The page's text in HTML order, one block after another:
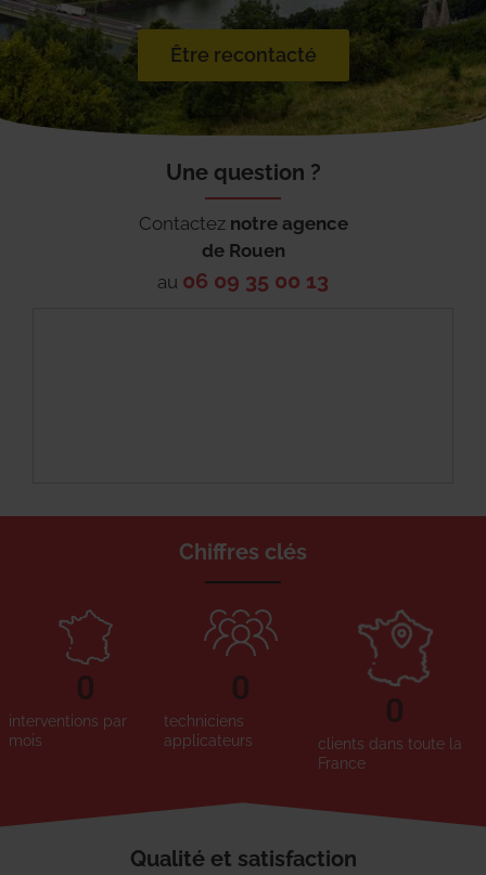
Être recontacté
Une question ?
Contactez notre agence
de Rouen
au 06 09 35 00 13
Chiffres clés
interventions par
mois
0
techniciens
applicateurs
0
clients dans toute la
France
0
Qualité et satisfaction